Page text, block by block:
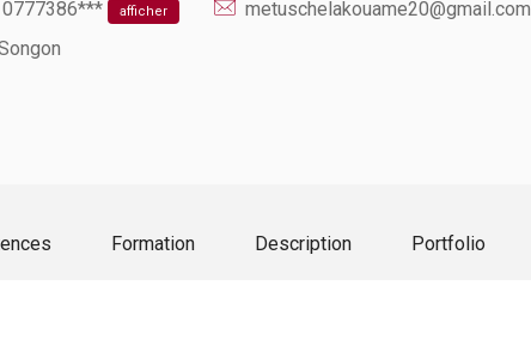
0777386***
afficher
metuschelakouame20@gmail.com
Formation Description Portfolio